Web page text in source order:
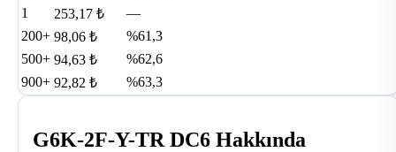
1
253,17 ₺
—
200+ 98,06 ₺
%61,3
500+ 94,63 ₺
%62,6
900+ 92,82 ₺ %63,3
G6K-2F-Y-TR DC6 Hakkında